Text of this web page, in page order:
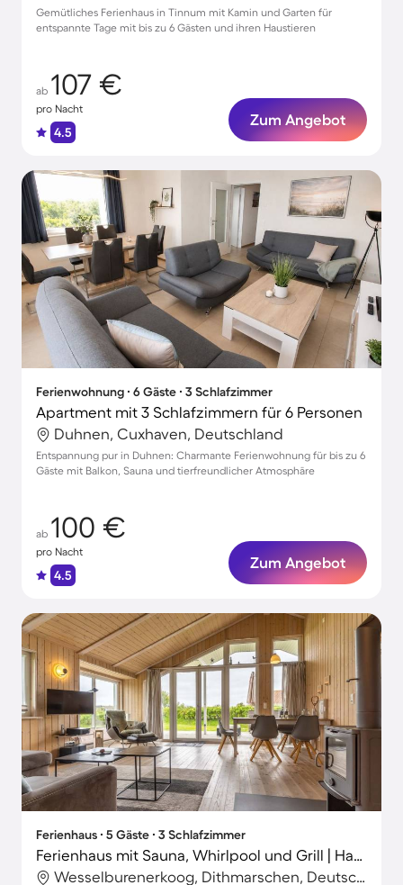
Gemütliches Ferienhaus in Tinnum mit Kamin und Garten für
entspannte Tage mit bis zu 6 Gästen und ihren Haustieren
ab 107 €
pro Nacht
4.5
Zum Angebot
Ferienwohnung ∙ 6 Gäste ∙ 3 Schlafzimmer
Apartment mit 3 Schlafzimmern für 6 Personen
Duhnen, Cuxhaven, Deutschland
Entspannung pur in Duhnen: Charmante Ferienwohnung für bis zu 6
Gäste mit Balkon, Sauna und tierfreundlicher Atmosphäre
ab 100 €
pro Nacht
4.5
Zum Angebot
Ferienhaus ∙ 5 Gäste ∙ 3 Schlafzimmer
Ferienhaus mit Sauna, Whirlpool und Grill | Haustiere erlaubt
Wesselburenerkoog, Dithmarschen, Deutschland